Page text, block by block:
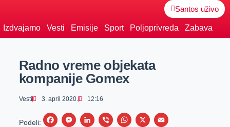
Santos uživo
Izdvajamo Vesti Emisije Sport Poljoprivreda Zabava
Radno vreme objekata
kompanije Gomex
Vesti 3. april 2020. 12:16
Podeli:
F
M
L
V
W
X
E